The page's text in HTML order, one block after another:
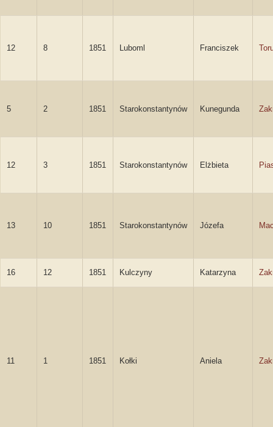
12 8 1851 Luboml Franciszek
5 2 1851 Starokonstantynów Kunegunda
12 3 1851 Starokonstantynów Elżbieta
13 10 1851 Starokonstantynów Józefa
16 12 1851 Kulczyny Katarzyna
11 1 1851 Kołki Aniela